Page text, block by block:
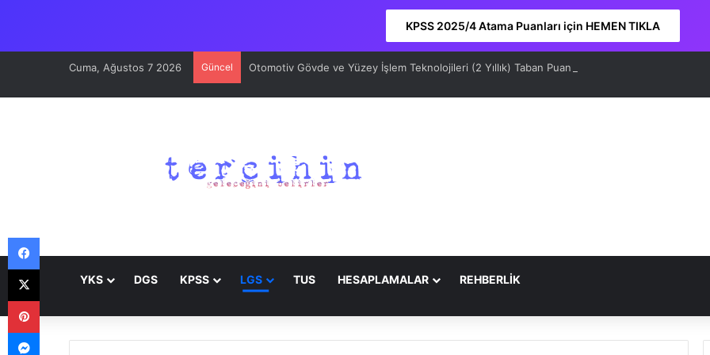
KPSS 2025/4 Atama Puanları için HEMEN TIKLA
Cuma, Ağustos 7 2026 Güncel Otomotiv Gövde ve Yüzey İşlem Teknolojileri (2 Yıllık) Taban Puanları 2026 ve Sıralama
YKS DGS KPSS LGS TUS HESAPLAMALAR REHBERLİK